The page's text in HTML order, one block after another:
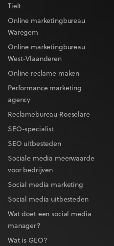
Tielt
Online marketingbureau
Waregem
Online marketingbureau
West-Vlaanderen
Online reclame maken
Performance marketing
agency
Reclamebureau Roeselare
SEO-specialist
SEO uitbesteden
Sociale media meerwaarde
voor bedrijven
Social media marketing
Social media uitbesteden
Wat doet een social media
manager?
Wat is GEO?